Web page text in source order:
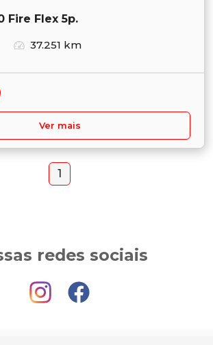
Fire Flex 5p.
37.251 km
Ver mais
1
redes sociais